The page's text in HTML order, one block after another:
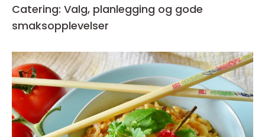
Catering: Valg, planlegging og gode
smaksopplevelser